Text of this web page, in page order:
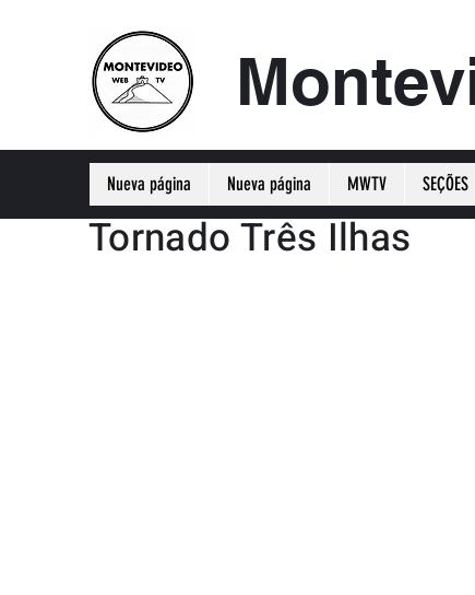
Tornado Três Ilhas
Nueva página Nueva página MWTV SEÇÕES